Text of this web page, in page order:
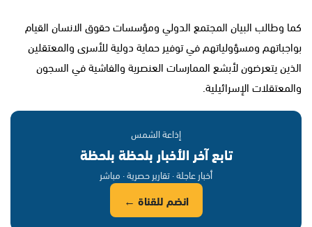
كما وطالب البيان المجتمع الدولي ومؤسسات حقوق الانسان القيام
بواجباتهم ومسؤولياتهم في توفير حماية دولية للأسرى والمعتقلين
الذين يتعرضون لأبشع الممارسات العنصرية والفاشية في السجون
والمعتقلات الإسرائيلية.
إذاعة الشمس
تابع آخر الأخبار بلحظة بلحظة
أخبار عاجلة · تقارير حصرية · مباشر
انضم للقناة ←